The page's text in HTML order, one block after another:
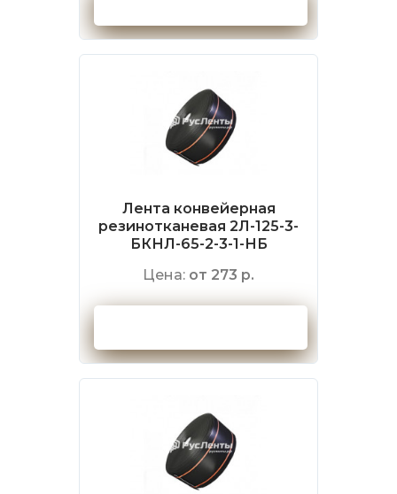
Лента конвейерная
резинотканевая 2Л-125-3-
БКНЛ-65-2-3-1-НБ
Цена: от 273 р.